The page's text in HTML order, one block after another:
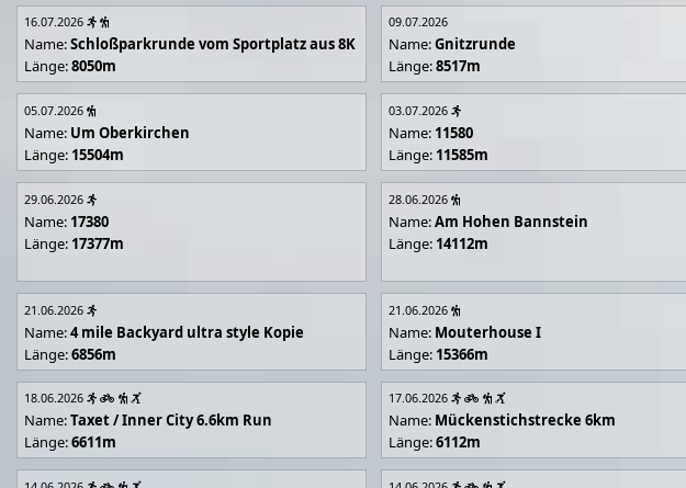
16.07.2026
Name:Schloßparkrunde vom Sportplatz aus 8K
Länge:8050m
09.07.2026
Name:Gnitzrunde
Länge:8517m
05.07.2026
Name: Um Oberkirchen
Länge: 15504m
03.07.2026
Name: 11580
Länge: 11585m
29.06.2026
Name: 17380
Länge: 17377m
28.06.2026
Name:Am Hohen Bannstein
Länge: 14112m
21.06.2026
Name:4 mile Backyard ultra style Kopie
Länge:6856m
21.06.2026
Name: Mouterhouse I
Länge: 15366m
18.06.2026
Name:Taxet / Inner City 6.6km Run
Länge:6611m
17.06.2026
Name: Mückenstichstrecke 6km
Länge:6112m